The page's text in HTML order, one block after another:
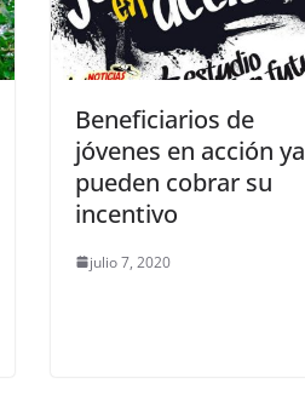
Beneficiarios de
jóvenes en acción ya
pueden cobrar su
incentivo
julio 7, 2020